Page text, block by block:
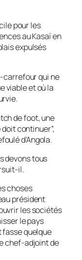
pour les
au Kasaï en
expulsés
carrefour qui ne
viable et où la
de foot, une
continuer”,
d’Angola.
devons tous
il.
choses
président
les sociétés
le pays
fasse quelque
chef-adjoint de